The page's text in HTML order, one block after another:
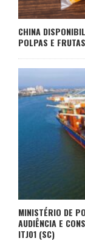
CHINA
POLPAS E
MINISTÉRIO DE
AUDIÊNCIA E
ITJ01 (SC)